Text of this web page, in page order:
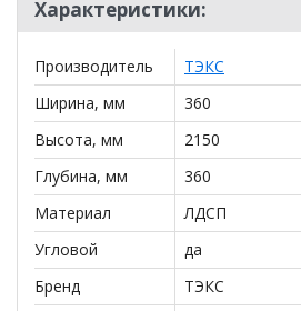
**Цены на официальном сайте
действительны только для
могут отличаться от цен в
салонах сети!
Характеристики:
Производитель
ТЭКС
Ширина, мм
360
Высота, мм
2150
Глубина, мм
360
Материал
ЛДСП
Угловой
да
Бренд
ТЭКС